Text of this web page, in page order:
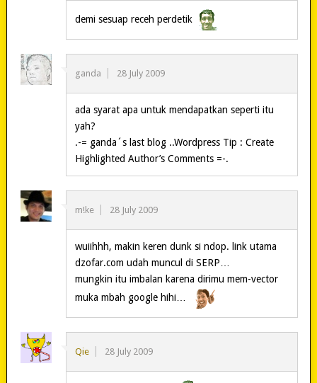
demi sesuap receh perdetik
ganda 28 July 2009
ada syarat apa untuk mendapatkan seperti itu
yah?
.-= ganda´s last blog ..Wordpress Tip : Create
Highlighted Author’s Comments =-.
m!ke 28 July 2009
wuiihhh, makin keren dunk si ndop. link utama
dzofar.com udah muncul di SERP…
mungkin itu imbalan karena dirimu mem-vector
muka mbah google hihi…
Qie 28 July 2009